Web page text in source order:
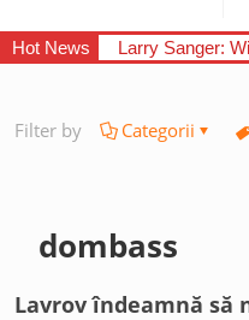
Hot News Larry Sanger:
Filter by Categorii
dombass
Lavrov îndeamnă să